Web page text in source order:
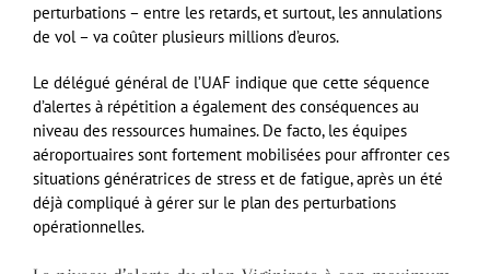
perturbations – entre les retards, et surtout, les annulations
de vol – va coûter plusieurs millions d’euros.
Le délégué général de l’UAF indique que cette séquence
d’alertes à répétition a également des conséquences au
niveau des ressources humaines. De facto, les équipes
aéroportuaires sont fortement mobilisées pour affronter ces
situations génératrices de stress et de fatigue, après un été
déjà compliqué à gérer sur le plan des perturbations
opérationnelles.